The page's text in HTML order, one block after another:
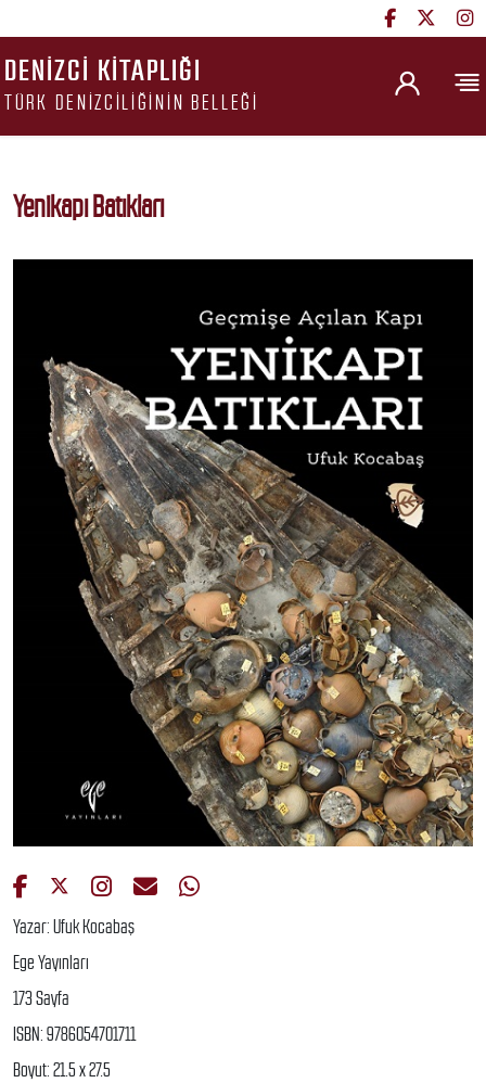
DENIZCI KITAPLIĞI
TÜRK DENIZCILIĞININ BELLEĞI
Yenikapı Batıkları
Yazar: Ufuk Kocabaş
Ege Yayınları
173 Sayfa
ISBN: 9786054701711
Boyut: 21.5 x 27.5